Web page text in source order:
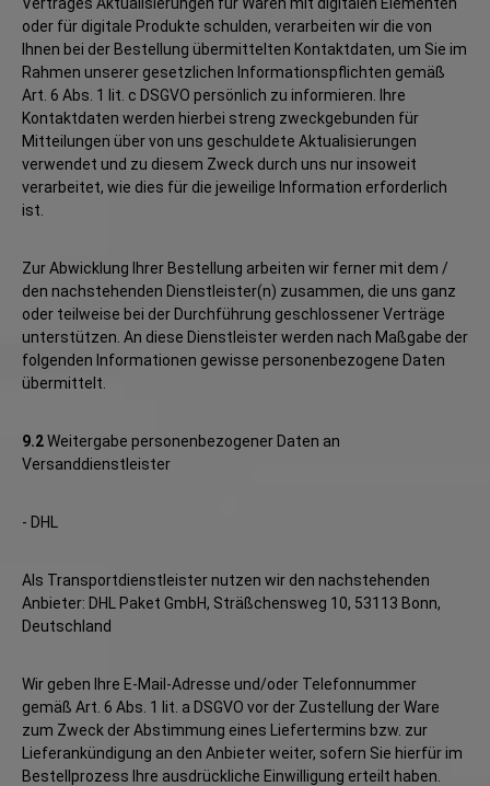
oder für digitale Produkte schulden, verarbeiten wir die von
Ihnen bei der Bestellung übermittelten Kontaktdaten, um Sie im
Rahmen unserer gesetzlichen Informationspflichten gemäß
Art. 6 Abs. 1 lit. c DSGVO persönlich zu informieren. Ihre
Kontaktdaten werden hierbei streng zweckgebunden für
Mitteilungen über von uns geschuldete Aktualisierungen
verwendet und zu diesem Zweck durch uns nur insoweit
verarbeitet, wie dies für die jeweilige Information erforderlich
ist.
Zur Abwicklung Ihrer Bestellung arbeiten wir ferner mit dem /
den nachstehenden Dienstleister(n) zusammen, die uns ganz
oder teilweise bei der Durchführung geschlossener Verträge
unterstützen. An diese Dienstleister werden nach Maßgabe der
folgenden Informationen gewisse personenbezogene Daten
übermittelt.
9.2Weitergabe personenbezogener Daten an
Versanddienstleister
- DHL
Als Transportdienstleister nutzen wir den nachstehenden
Anbieter: DHL Paket GmbH, Sträßchensweg 10, 53113 Bonn,
Deutschland
Wir geben Ihre E-Mail-Adresse und/oder Telefonnummer
gemäß Art. 6 Abs. 1 lit. a DSGVO vor der Zustellung der Ware
zum Zweck der Abstimmung eines Liefertermins bzw. zur
Lieferankündigung an den Anbieter weiter, sofern Sie hierfür im
Bestellprozess Ihre ausdrückliche Einwilligung erteilt haben.